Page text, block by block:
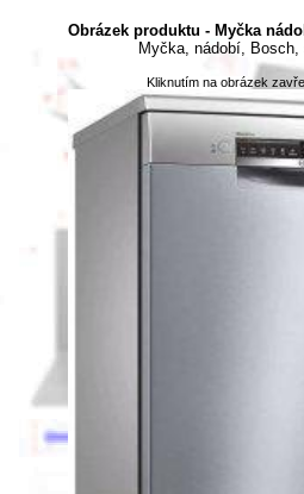
Obrázek produktu - Myčka
Myčka, nádobí,
Kliknutím na obrázek